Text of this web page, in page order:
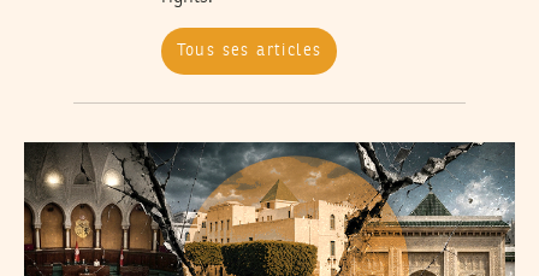
Tous ses articles